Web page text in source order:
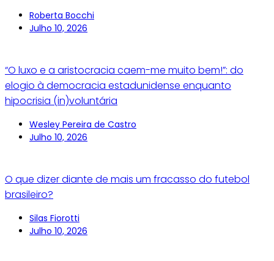
Roberta Bocchi
Julho 10, 2026
“O luxo e a aristocracia caem-me muito bem!”: do
elogio à democracia estadunidense enquanto
hipocrisia (in)voluntária
Wesley Pereira de Castro
Julho 10, 2026
O que dizer diante de mais um fracasso do futebol
brasileiro?
Silas Fiorotti
Julho 10, 2026